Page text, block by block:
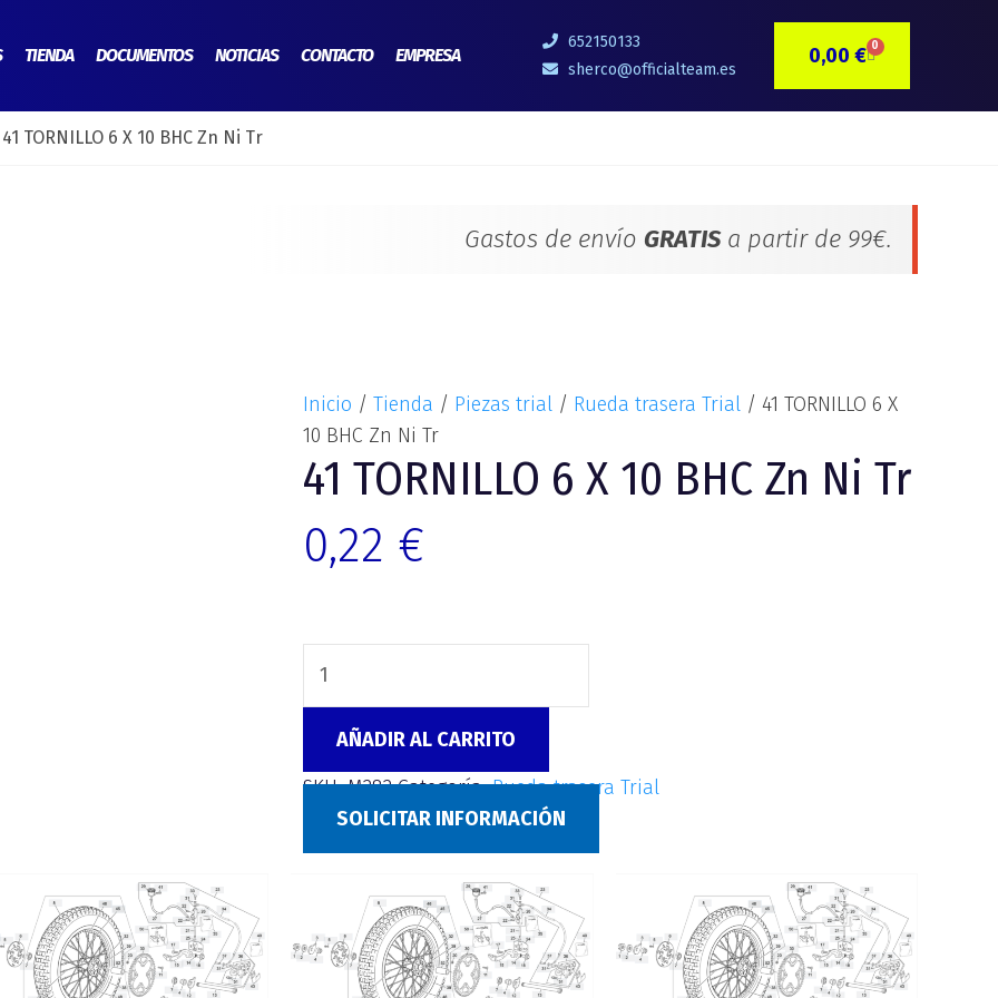
TIENDA DOCUMENTOS NOTICIAS CONTACTO EMPRESA
652150133
sherco@officialteam.es
0,00 € 0CARRITO
TORNILLO 6 X 10 BHC Zn Ni Tr
Gastos de envío GRATISa partir de 99€.
Inicio / Tienda / Piezas trial / Rueda trasera Trial / 41 TORNILLO 6 X
10 BHC Zn Ni Tr
41 TORNILLO 6 X 10 BHC Zn Ni Tr
0,22 €
TORNILLO
X
AÑADIR AL CARRITO
SKU:M282 Categoría:Rueda trasera Trial
SOLICITAR INFORMACIÓN